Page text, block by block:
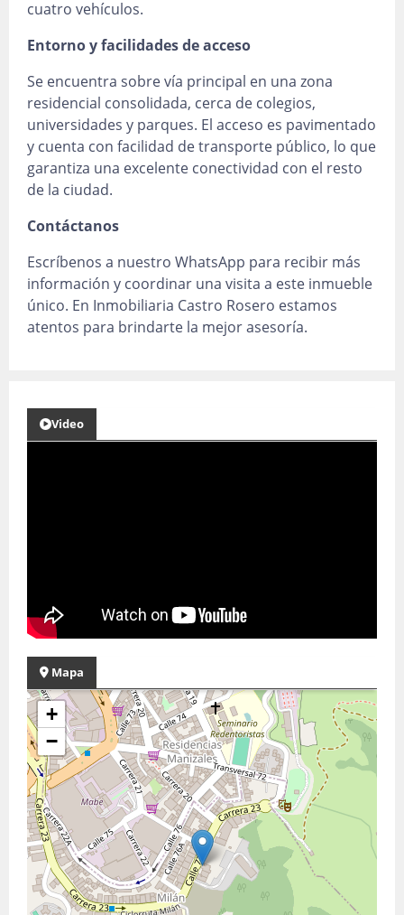
cuatro vehículos.
Entorno y facilidades de acceso
Se encuentra sobre vía principal en una zona
residencial consolidada, cerca de colegios,
universidades y parques. El acceso es pavimentado
y cuenta con facilidad de transporte público, lo que
garantiza una excelente conectividad con el resto
de la ciudad.
Contáctanos
Escríbenos a nuestro WhatsApp para recibir más
información y coordinar una visita a este inmueble
único. En Inmobiliaria Castro Rosero estamos
atentos para brindarte la mejor asesoría.
Video
Mapa
+
−